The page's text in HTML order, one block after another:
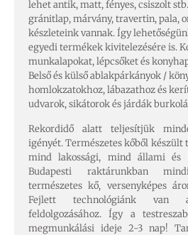
lehet antik, matt, fényes, csiszolt
gránitlap, márvány, travertin, pala,
készleteink vannak. Így
egyedi termékek kivitelezésére is.
munkalapokat, lépcsőket és
Belső és külső ablakpárkányok /
homlokzatokhoz, lábazathoz és
udvarok, sikátorok és járdák
Rekordidő alatt teljesítjük
igényét. Természetes kőből
mind lakossági, mind állami és
Budapesti raktárunkban
természetes kő, versenyképes
Fejlett technológiánk van
feldolgozásához. Így a
megmunkálási ideje 2-3 nap!